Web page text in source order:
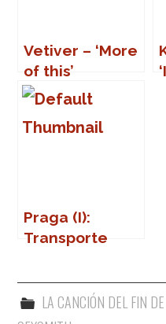
Vetiver – ‘More
of this’
Praga (I):
Transporte
LA CANCIÓN DEL FIN